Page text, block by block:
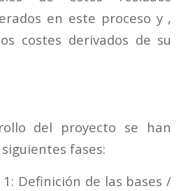
en este proceso y ,
costes derivados de su
del proyecto se han
fases:
de las bases /